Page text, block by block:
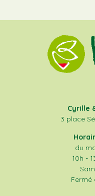
Cyrille
3 place
du
10h -
Fermé